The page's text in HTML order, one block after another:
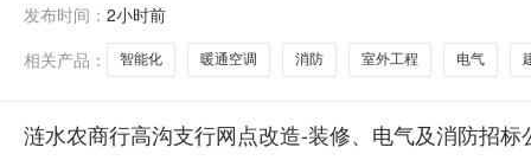
目标：本项目为北京市通州区永乐店卫生院下属卫生服
范围为建筑物的建筑装饰、给排水
发布时间： 2小时前
相关产品：
智能化 暖通空调 消防 室外工程 电气
涟水农商行高沟支行网点改造-装修、电气及消防招标